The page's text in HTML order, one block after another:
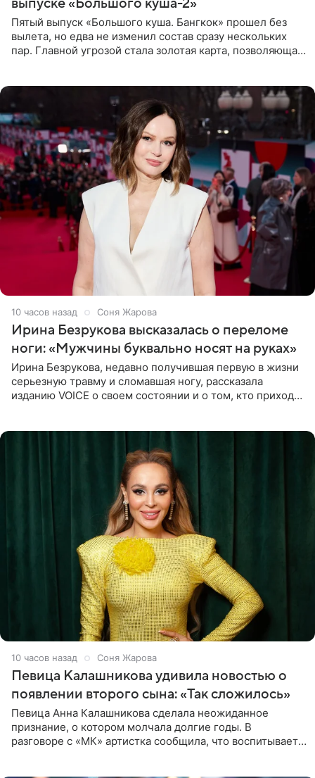
выпуске «Большого куша-2»
Пятый выпуск «Большого куша. Бангкок» прошел без
вылета, но едва не изменил состав сразу нескольких
пар. Главной угрозой стала золотая карта, позволяющая
10 часов назад Соня Жарова
Ирина Безрукова высказалась о переломе
ноги: «Мужчины буквально носят на руках»
Ирина Безрукова, недавно получившая первую в жизни
серьезную травму и сломавшая ногу, рассказала
изданию VOICE о своем состоянии и о том, кто приходит
10 часов назад Соня Жарова
Певица Калашникова удивила новостью о
появлении второго сына: «Так сложилось»
Певица Анна Калашникова сделала неожиданное
признание, о котором молчала долгие годы. В
разговоре с «МК» артистка сообщила, что воспитывает